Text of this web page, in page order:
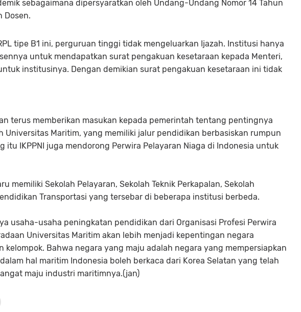
sebagaimana dipersyaratkan oleh Undang-Undang Nomor 14 Tahun
Dosen.
tipe B1 ini, perguruan tinggi tidak mengeluarkan Ijazah. Institusi hanya
untuk mendapatkan surat pengakuan kesetaraan kepada Menteri,
institusinya. Dengan demikian surat pengakuan kesetaraan ini tidak
terus memberikan masukan kepada pemerintah tentang pentingnya
Universitas Maritim, yang memiliki jalur pendidikan berbasiskan rumpun
itu IKPPNI juga mendorong Perwira Pelayaran Niaga di Indonesia untuk
memiliki Sekolah Pelayaran, Sekolah Teknik Perkapalan, Sekolah
Transportasi yang tersebar di beberapa institusi berbeda.
usaha-usaha peningkatan pendidikan dari Organisasi Profesi Perwira
Universitas Maritim akan lebih menjadi kepentingan negara
kelompok. Bahwa negara yang maju adalah negara yang mempersiapkan
hal maritim Indonesia boleh berkaca dari Korea Selatan yang telah
maju industri maritimnya.(jan)